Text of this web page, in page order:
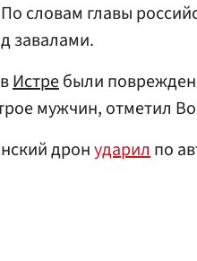
словам главы
завалами.
Истребыли
мужчин, отметил
дронударилпо